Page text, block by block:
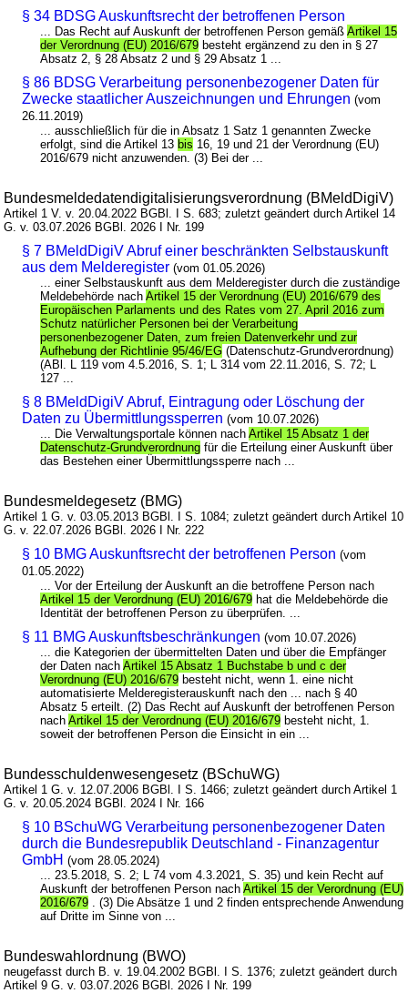
§ 34 BDSG Auskunftsrecht der betroffenen Person
... Das Recht auf Auskunft der betroffenen Person gemäßArtikel 15
der Verordnung (EU) 2016/679 besteht ergänzend zu den in § 27
Absatz 2, § 28 Absatz 2 und § 29 Absatz 1 ...
§ 86 BDSG Verarbeitung personenbezogener Daten für
Zwecke staatlicher Auszeichnungen und Ehrungen (vom
26.11.2019)
... ausschließlich für die in Absatz 1 Satz 1 genannten Zwecke
erfolgt, sind die Artikel 13bis 16, 19 und 21 der Verordnung (EU)
2016/679 nicht anzuwenden. (3) Bei der ...
Bundesmeldedatendigitalisierungsverordnung (BMeldDigiV)
Artikel 1 V. v. 20.04.2022 BGBl. I S. 683; zuletzt geändert durch Artikel 14
G. v. 03.07.2026 BGBl. 2026 I Nr. 199
§ 7 BMeldDigiV Abruf einer beschränkten Selbstauskunft
aus dem Melderegister (vom 01.05.2026)
... einer Selbstauskunft aus dem Melderegister durch die zuständige
Meldebehörde nachArtikel 15 der Verordnung (EU) 2016/679 des
Europäischen Parlaments und des Rates vom 27. April 2016 zum
Schutz natürlicher Personen bei der Verarbeitung
personenbezogener Daten, zum freien Datenverkehr und zur
Aufhebung der Richtlinie 95/46/EG (Datenschutz-Grundverordnung)
(ABl. L 119 vom 4.5.2016, S. 1; L 314 vom 22.11.2016, S. 72; L
127 ...
§ 8 BMeldDigiV Abruf, Eintragung oder Löschung der
Daten zu Übermittlungssperren (vom 10.07.2026)
... Die Verwaltungsportale können nachArtikel 15 Absatz 1 der
Datenschutz-Grundverordnung für die Erteilung einer Auskunft über
das Bestehen einer Übermittlungssperre nach ...
Bundesmeldegesetz (BMG)
Artikel 1 G. v. 03.05.2013 BGBl. I S. 1084; zuletzt geändert durch Artikel 10
G. v. 22.07.2026 BGBl. 2026 I Nr. 222
§ 10 BMG Auskunftsrecht der betroffenen Person (vom
01.05.2022)
... Vor der Erteilung der Auskunft an die betroffene Person nach
Artikel 15 der Verordnung (EU) 2016/679 hat die Meldebehörde die
Identität der betroffenen Person zu überprüfen. ...
§ 11 BMG Auskunftsbeschränkungen (vom 10.07.2026)
... die Kategorien der übermittelten Daten und über die Empfänger
der Daten nachArtikel 15 Absatz 1 Buchstabe b und c der
Verordnung (EU) 2016/679 besteht nicht, wenn 1. eine nicht
automatisierte Melderegisterauskunft nach den ... nach § 40
Absatz 5 erteilt. (2) Das Recht auf Auskunft der betroffenen Person
nachArtikel 15 der Verordnung (EU) 2016/679 besteht nicht, 1.
soweit der betroffenen Person die Einsicht in ein ...
Bundesschuldenwesengesetz (BSchuWG)
Artikel 1 G. v. 12.07.2006 BGBl. I S. 1466; zuletzt geändert durch Artikel 1
G. v. 20.05.2024 BGBl. 2024 I Nr. 166
§ 10 BSchuWG Verarbeitung personenbezogener Daten
durch die Bundesrepublik Deutschland - Finanzagentur
GmbH (vom 28.05.2024)
... 23.5.2018, S. 2; L 74 vom 4.3.2021, S. 35) und kein Recht auf
Auskunft der betroffenen Person nachArtikel 15 der Verordnung (EU)
2016/679 . (3) Die Absätze 1 und 2 finden entsprechende Anwendung
auf Dritte im Sinne von ...
Bundeswahlordnung (BWO)
neugefasst durch B. v. 19.04.2002 BGBl. I S. 1376; zuletzt geändert durch
Artikel 9 G. v. 03.07.2026 BGBl. 2026 I Nr. 199